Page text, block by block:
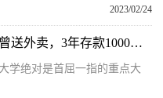
2023/02/24
今日热文：北京大学∶一毕业生曾送外卖，3年存款1000元，对未来却充满希望
学绝对是首屈一指的重点大